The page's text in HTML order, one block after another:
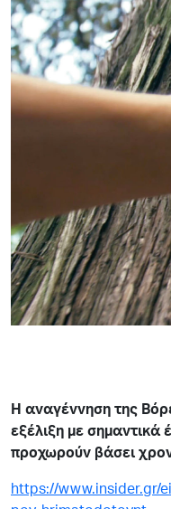
Η αναγέννηση της
εξέλιξη με σημαντικά
προχωρούν βάσει
https://www.insider.gr/